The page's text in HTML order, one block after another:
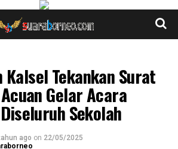
Kalsel Tekankan Surat
Gelar Acara
Sekolah
ago on 22/05/2025